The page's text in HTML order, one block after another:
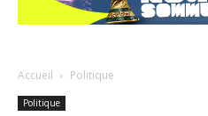
Accueil Politique
Politique